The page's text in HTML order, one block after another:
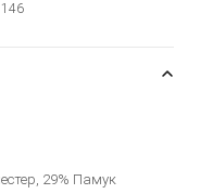
146
29% Памук